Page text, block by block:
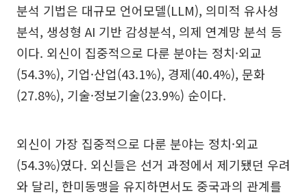
분석 기법은 대규모 언어모델(LLM), 의미적 유사성
분석, 생성형 AI 기반 감성분석, 의제 연계망 분석 등
이다. 외신이 집중적으로 다룬 분야는 정치·외교
(54.3%), 기업·산업(43.1%), 경제(40.4%), 문화
(27.8%), 기술·정보기술(23.9%) 순이다.
외신이 가장 집중적으로 다룬 분야는 정치·외교
(54.3%)였다. 외신들은 선거 과정에서 제기됐던 우려
와 달리, 한미동맹을 유지하면서도 중국과의 관계를